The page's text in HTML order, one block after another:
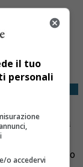
Fonte preferita
sull’accesso
il tuo
personali
o accedervi